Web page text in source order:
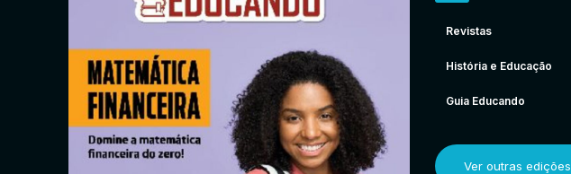
Revistas
História e Educação
Guia Educando
Ver outras edições